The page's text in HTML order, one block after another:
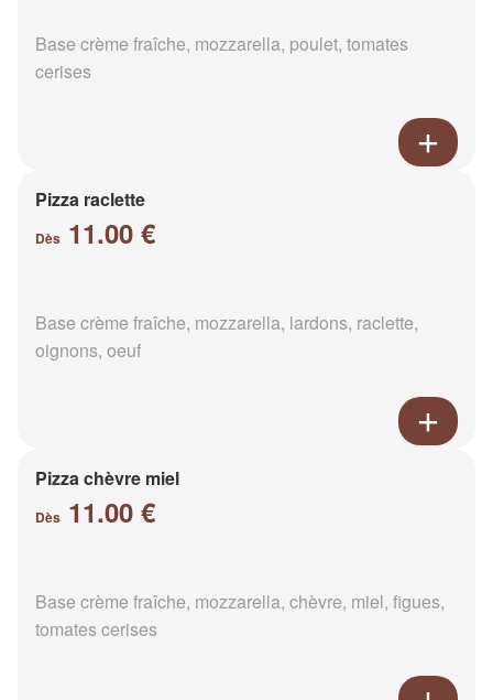
Base crème fraîche, mozzarella, poulet, tomates
cerises
Pizza raclette
Dès 11.00 €
Base crème fraîche, mozzarella, lardons, raclette,
oignons, oeuf
Pizza chèvre miel
Dès 11.00 €
Base crème fraîche, mozzarella, chèvre, miel, figues,
tomates cerises